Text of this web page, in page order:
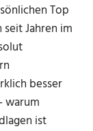
Top
Jahren im
besser
warum
ist